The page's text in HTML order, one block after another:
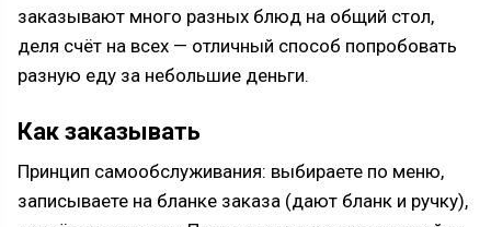
заказывают много разных блюд на общий стол,
деля счёт на всех — отличный способ попробовать
разную еду за небольшие деньги.
Как заказывать
Принцип самообслуживания: выбираете по меню,
записываете на бланке заказа (дают бланк и ручку),